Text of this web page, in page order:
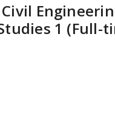
1 (Full-
Civil Engineering,